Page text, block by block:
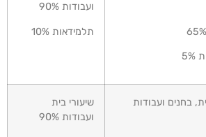
ועבודות 90%
תלמידאות 10%
בחנים ועבודות
שיעורי בית
ועבודות 90%